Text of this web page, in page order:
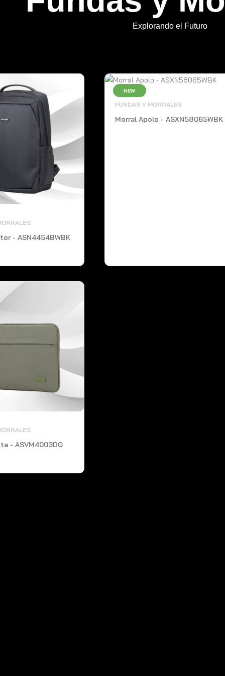
Explorando el Futuro
- ASN4454BWBK
NEW
FUNDAS Y MORRALES
Morral Apolo - ASXN58065WBK
- ASVM4003DG